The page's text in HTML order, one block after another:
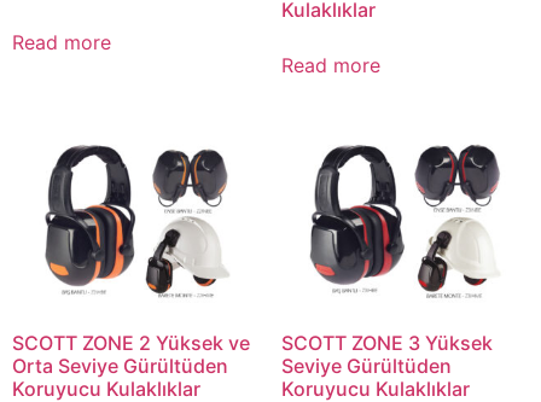
Read more
Kulaklıklar
Read more
SCOTT ZONE 2 Yüksek ve
Orta Seviye Gürültüden
Koruyucu Kulaklıklar
SCOTT ZONE 3 Yüksek
Seviye Gürültüden
Koruyucu Kulaklıklar